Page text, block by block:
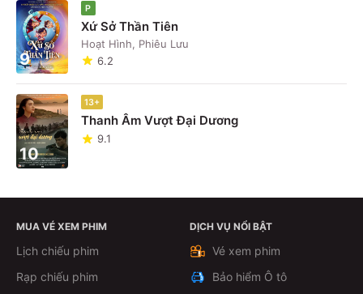
9
P
Xứ Sở Thần Tiên
Hoạt Hình, Phiêu Lưu
6.2
10
13+
Thanh Âm Vượt Đại Dương
9.1
MUA VÉ XEM PHIM
Lịch chiếu phim
Rạp chiếu phim
DỊCH VỤ NỔI BẬT
Vé xem phim
Bảo hiểm Ô tô